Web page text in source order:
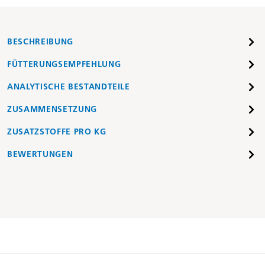
BESCHREIBUNG
FÜTTERUNGSEMPFEHLUNG
ANALYTISCHE BESTANDTEILE
ZUSAMMENSETZUNG
ZUSATZSTOFFE PRO KG
BEWERTUNGEN